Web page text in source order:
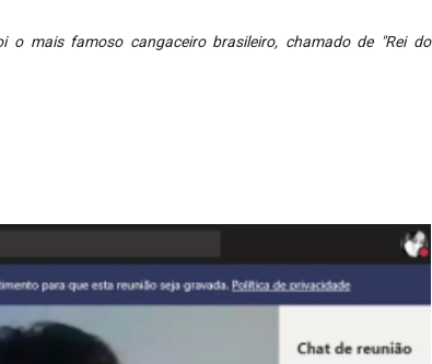
o mais famoso cangaceiro brasileiro, chamado de "Rei do